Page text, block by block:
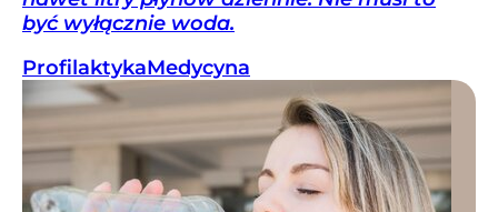
być wyłącznie woda.
ProfilaktykaMedycyna